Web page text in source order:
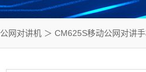
公网对讲机 ＞ CM625S移动公网对讲